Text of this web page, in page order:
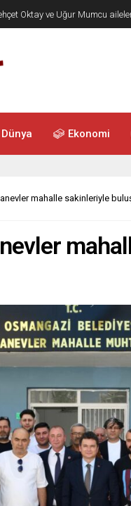
Oktay ve Uğur Mumcu
Dünya Ekonomi
mahalle sakinleriyle